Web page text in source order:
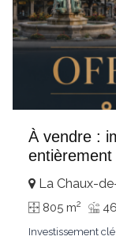
À vendre :
La Chaux-
805 m2
Investissement